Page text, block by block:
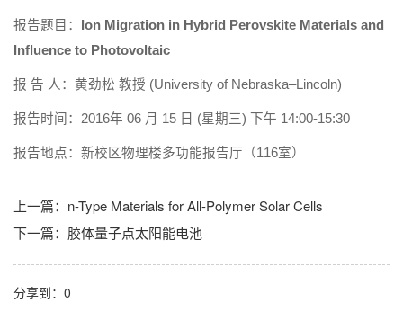
报告题目：
Ion Migration in Hybrid Perovskite Materials and
Influence to Photovoltaic
报 告 人：黄劲松 教授 (University of Nebraska–Lincoln)
报告时间：2016年 06 月 15 日 (星期三) 下午 14:00-15:30
报告地点：新校区物理楼多功能报告厅（116室）
上一篇： n-Type Materials for All-Polymer Solar Cells
下一篇： 胶体量子点太阳能电池
分享到： 0